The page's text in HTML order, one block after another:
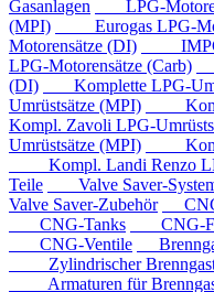
Gasanlagen
LPG-
(MPI)
Eurogas LPG-
Motorensätze (DI)
LPG-Motorensätze (Carb)
(DI)
Komplette LPG-
Umrüstsätze (MPI)
Kompl. Zavoli LPG-
Umrüstsätze (MPI)
Kompl. Landi Renzo
Teile
Valve Saver-
Valve Saver-Zubehör
CNG-Tanks
CNG-
CNG-Ventile
Zylindrischer
Armaturen für